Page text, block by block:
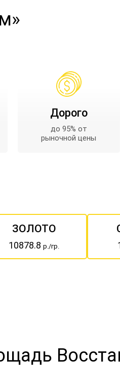
Дорого
до 95% от
рыночной цены
ЗОЛОТО
10878.8р./гр.